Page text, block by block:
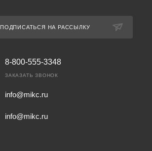
ПОДПИСАТЬСЯ НА РАССЫЛКУ
8-800-555-3348
ЗАКАЗАТЬ ЗВОНОК
info@mikc.ru
info@mikc.ru